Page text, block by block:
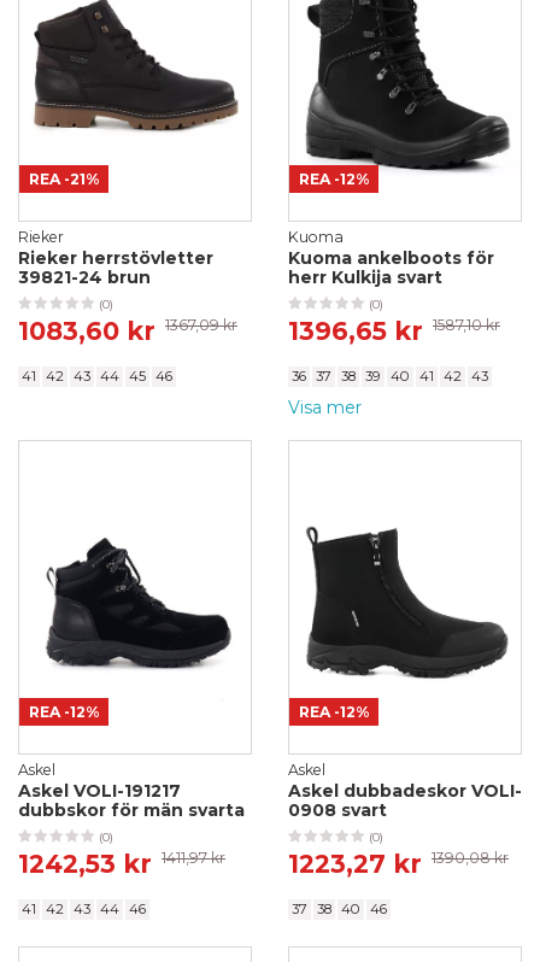
REA -21%
Rieker
Rieker herrstövletter
39821-24 brun
(0)
1083,60 kr 1367,09 kr
41 42 43 44 45 46
REA -12%
Kuoma
Kuoma ankelboots för
herr Kulkija svart
(0)
1396,65 kr 1587,10 kr
36 37 38 39 40 41 42
43
44
46
Visa mer
REA -12%
Askel
Askel VOLI-191217
dubbskor för män svarta
(0)
1242,53 kr 1411,97 kr
41 42 43 44 46
REA -12%
Askel
Askel dubbadeskor VOLI-
0908 svart
(0)
1223,27 kr 1390,08 kr
37 38 40 46